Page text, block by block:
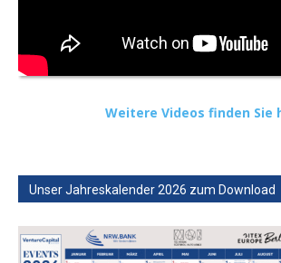
Weitere Videos finden Sie
Unser Jahreskalender 2026 zum Download